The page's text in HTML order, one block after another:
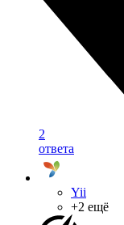
2
ответа
Yii
+2 ещё